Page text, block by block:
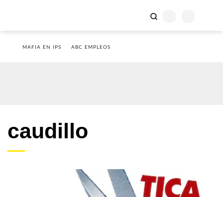
MAFIA EN IPS ABC EMPLEOS
caudillo